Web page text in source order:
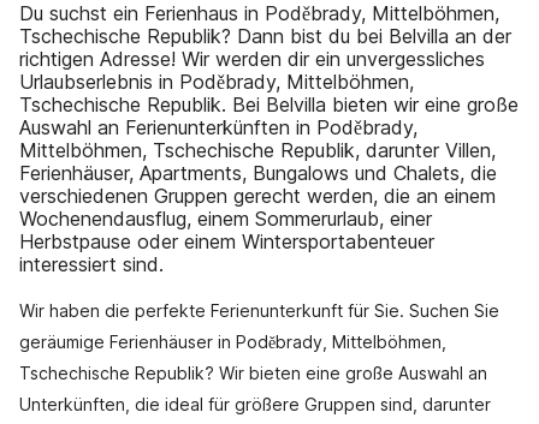
Du suchst ein Ferienhaus in Poděbrady, Mittelböhmen,
Tschechische Republik? Dann bist du bei Belvilla an der
richtigen Adresse! Wir werden dir ein unvergessliches
Urlaubserlebnis in Poděbrady, Mittelböhmen,
Tschechische Republik. Bei Belvilla bieten wir eine große
Auswahl an Ferienunterkünften in Poděbrady,
Mittelböhmen, Tschechische Republik, darunter Villen,
Ferienhäuser, Apartments, Bungalows und Chalets, die
verschiedenen Gruppen gerecht werden, die an einem
Wochenendausflug, einem Sommerurlaub, einer
Herbstpause oder einem Wintersportabenteuer
interessiert sind.
Wir haben die perfekte Ferienunterkunft für Sie. Suchen Sie
geräumige Ferienhäuser in Poděbrady, Mittelböhmen,
Tschechische Republik? Wir bieten eine große Auswahl an
Unterkünften, die ideal für größere Gruppen sind, darunter